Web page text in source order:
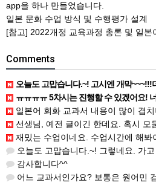
app을 하나 만들었습니다.
일본 문화 수업 방식 및 수행평가 설계
Comments
오늘도 고맙습니다.~! 고시엔 개먁~~~!!!더위에
ㅠㅠㅠㅠ 5차시는 진행할 수 있겠어요! 너무
일본어 회화 교과서 내용이 많이 겹치나요? 저는 1,2학기 출판사가 달
선생님, 예전 글이긴 한데요. 혹시 모둠은 어떤 식으로 구성하셨을까요
재밌는 수업이네요. 수업시간에 해봐
오늘도 고맙습니다.~! 그렇네요. 가고 싶어도 다른 사람에
감사합니다^^
어느 교과서인가요? 보통은 원어민